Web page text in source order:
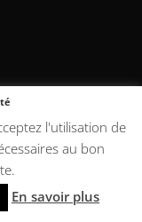
l'utilisation de
au bon
En savoir plus